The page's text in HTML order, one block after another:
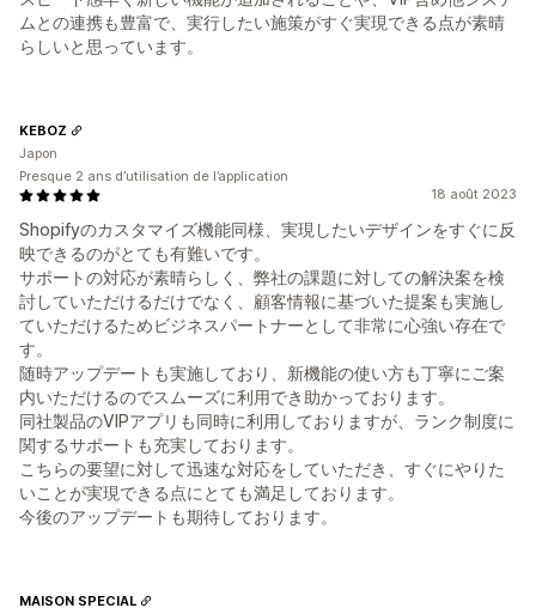
ムとの連携も豊富で、実行したい施策がすぐ実現できる点が素晴
らしいと思っています。
18 août 2023
Shopifyのカスタマイズ機能同様、実現したいデザインをすぐに反
映できるのがとても有難いです。
サポートの対応が素晴らしく、弊社の課題に対しての解決案を検
討していただけるだけでなく、顧客情報に基づいた提案も実施し
ていただけるためビジネスパートナーとして非常に心強い存在で
す。
随時アップデートも実施しており、新機能の使い方も丁寧にご案
内いただけるのでスムーズに利用でき助かっております。
同社製品のVIPアプリも同時に利用しておりますが、ランク制度に
関するサポートも充実しております。
こちらの要望に対して迅速な対応をしていただき、すぐにやりた
いことが実現できる点にとても満足しております。
今後のアップデートも期待しております。
KEBOZ
Japon
Presque 2 ans d’utilisation de l’application
MAISON SPECIAL